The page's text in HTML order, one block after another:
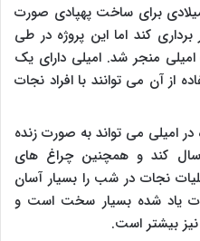
همکاری در ابتدا در سال ۲۰۰۱ میلادی برای ساخت پهپادی صورت
کند اما این پروژه در طی
منجر شد. امیلی دارای یک
از آن می توانند با افراد نجات
در امیلی می تواند به صورت زنده
کند و همچنین چراغ های
نجات در شب را بسیار آسان
یاد شده بسیار سخت است و
بیشتر است.